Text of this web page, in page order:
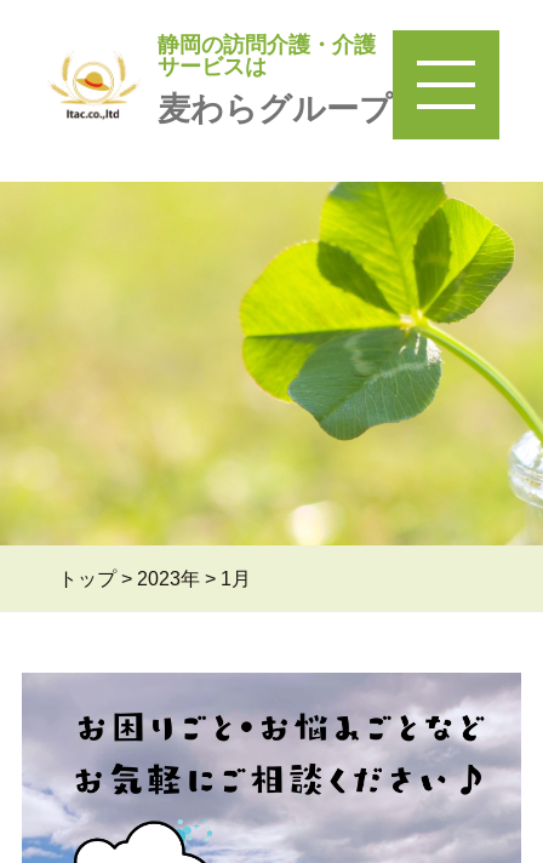
静岡の訪問介護・介護
サービスは
麦わらグループ
静岡の訪問介護・介護サービ
スは
麦わらグループ
＞
訪問介護 麦わら ＞
みまもり巡回麦わら家 ＞
よくある質問Q&A ＞
ブログ ＞
トップ> 2023年 > 1月